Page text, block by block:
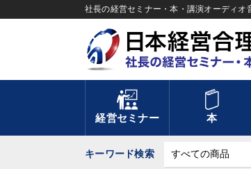
社長の経営セミナー・本・講演オーディオ
経営セミナー 本
キーワード検索